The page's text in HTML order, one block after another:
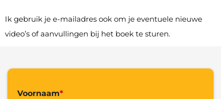
Ik gebruik je e-mailadres ook om je eventuele nieuwe
video’s of aanvullingen bij het boek te sturen.
Voornaam*